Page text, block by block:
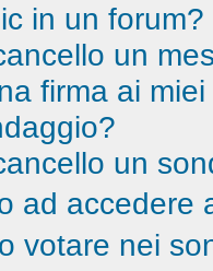
in un forum?
un
firma ai
un
ad accedere
votare nei